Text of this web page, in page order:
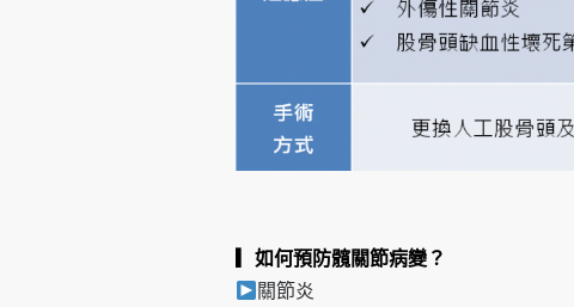
如何預防髖關節病變？
關節炎